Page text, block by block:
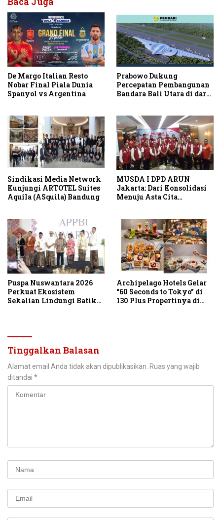
De Margo Italian Resto
Nobar Final Piala Dunia
Spanyol vs Argentina
Prabowo Dukung
Percepatan Pembangunan
Bandara Bali Utara di darat
Sindikasi Media Network
Kunjungi ARTOTEL Suites
Aquila (ASquila) Bandung
MUSDA I DPD ARUN
Jakarta: Dari Konsolidasi
Menuju Asta Cita
Puspa Nuswantara 2026
Perkuat Ekosistem
Sekalian Lindungi Batik
Archipelago Hotels Gelar
“60 Seconds to Tokyo” di
130 Plus Propertinya di
Tinggalkan Balasan
Alamat email Anda tidak akan dipublikasikan. Ruas yang wajib
ditandai *